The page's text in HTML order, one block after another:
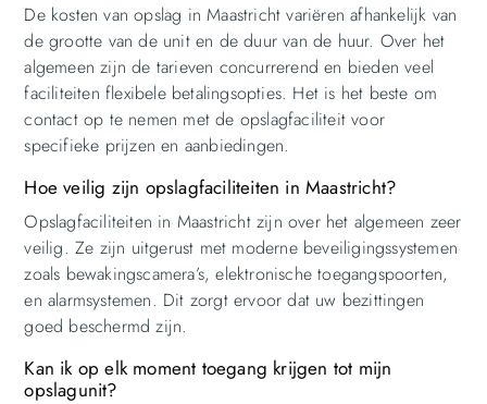
De kosten van opslag in Maastricht variëren afhankelijk van
de grootte van de unit en de duur van de huur. Over het
algemeen zijn de tarieven concurrerend en bieden veel
faciliteiten flexibele betalingsopties. Het is het beste om
contact op te nemen met de opslagfaciliteit voor
specifieke prijzen en aanbiedingen.
Hoe veilig zijn opslagfaciliteiten in Maastricht?
Opslagfaciliteiten in Maastricht zijn over het algemeen zeer
veilig. Ze zijn uitgerust met moderne beveiligingssystemen
zoals bewakingscamera’s, elektronische toegangspoorten,
en alarmsystemen. Dit zorgt ervoor dat uw bezittingen
goed beschermd zijn.
Kan ik op elk moment toegang krijgen tot mijn
opslagunit?